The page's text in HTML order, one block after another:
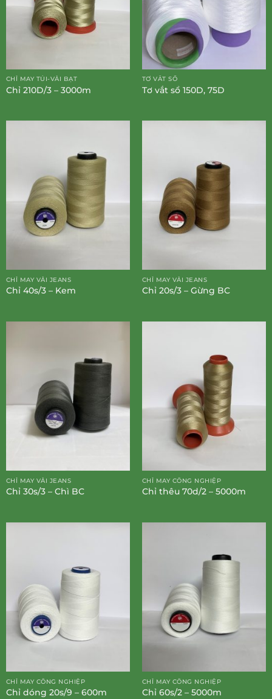
CHỈ MAY TÚI-VẢI BẠT
Chỉ 210D/3 – 3000m
TƠ VẮT SỔ
Tơ vắt sổ 150D, 75D
CHỈ MAY VẢI JEANS
Chỉ 40s/3 – Kem
CHỈ MAY VẢI JEANS
Chỉ 20s/3 – Gừng BC
CHỈ MAY VẢI JEANS
Chỉ 30s/3 – Chì BC
CHỈ MAY CÔNG NGHIỆP
Chỉ thêu 70d/2 – 5000m
CHỈ MAY CÔNG NGHIỆP
Chỉ dóng 20s/9 – 600m
CHỈ MAY CÔNG NGHIỆP
Chỉ 60s/2 – 5000m